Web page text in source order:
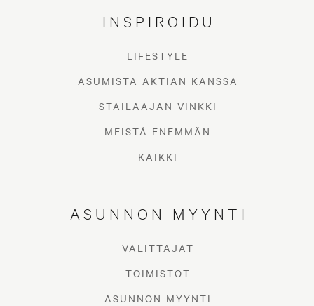
INSPIROIDU
LIFESTYLE
ASUMISTA AKTIAN KANSSA
STAILAAJAN VINKKI
MEISTÄ ENEMMÄN
KAIKKI
ASUNNON MYYNTI
VÄLITTÄJÄT
TOIMISTOT
ASUNNON MYYNTI